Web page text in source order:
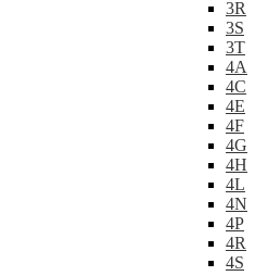
3R
3S
3T
4A
4C
4E
4F
4G
4H
4L
4N
4P
4R
4S